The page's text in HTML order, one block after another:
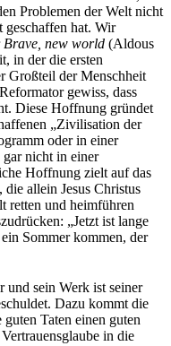
Problemen der Welt nicht
geschaffen hat. Wir
Brave, new world (Aldous
in der die ersten
Großteil der Menschheit
gewiss, dass
Diese Hoffnung gründet
„Zivilisation der
oder in einer
nicht in einer
Hoffnung zielt auf das
allein Jesus Christus
retten und heimführen
„Jetzt ist lange
Sommer kommen, der
und sein Werk ist seiner
Dazu kommt die
Taten einen guten
in die